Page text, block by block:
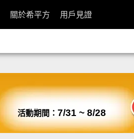
關於希平方 用戶見證
活動期間： 7/31 ~ 8/28